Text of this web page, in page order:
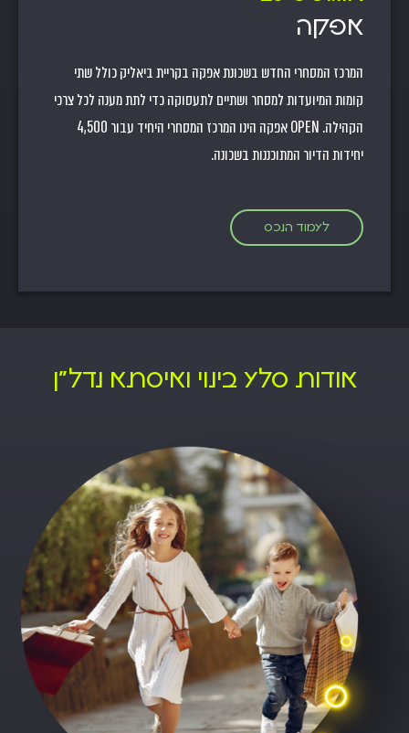
אפקה
המרכז המסחרי החדש בשכונת אפקה בקריית ביאליק כולל שתי
קומות המיועדות למסחר ושתיים לתעסוקה כדי לתת מענה לכל צרכי
הקהילה. OPEN אפקה הינו המרכז המסחרי היחיד עבור 4,500
יחידות הדיור המתוכננות בשכונה.
לעמוד הנכס
אודות סלע בינוי ואיסתא נדל"ן